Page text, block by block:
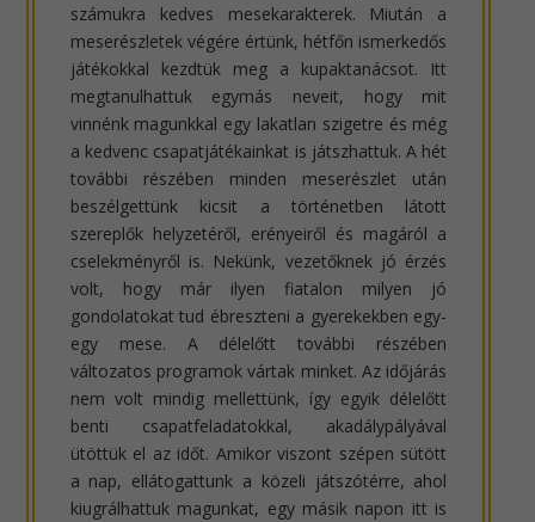
számukra kedves mesekarakterek. Miután a
meserészletek végére értünk, hétfőn ismerkedős
játékokkal kezdtük meg a kupaktanácsot. Itt
megtanulhattuk egymás neveit, hogy mit
vinnénk magunkkal egy lakatlan szigetre és még
a kedvenc csapatjátékainkat is játszhattuk. A hét
további részében minden meserészlet után
beszélgettünk kicsit a történetben látott
szereplők helyzetéről, erényeiről és magáról a
cselekményről is. Nekünk, vezetőknek jó érzés
volt, hogy már ilyen fiatalon milyen jó
gondolatokat tud ébreszteni a gyerekekben egy-
egy mese. A délelőtt további részében
változatos programok vártak minket. Az időjárás
nem volt mindig mellettünk, így egyik délelőtt
benti csapatfeladatokkal, akadálypályával
ütöttük el az időt. Amikor viszont szépen sütött
a nap, ellátogattunk a közeli játszótérre, ahol
kiugrálhattuk magunkat, egy másik napon itt is